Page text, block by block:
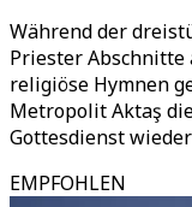
Während der
Priester Abschnitte
religiöse Hymnen
Metropolit Aktaş
Gottesdienst
EMPFOHLEN